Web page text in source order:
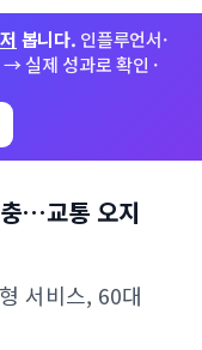
봅니다. 인플루언서·
→ 실제 성과로 확인 ·
…교통 오지
서비스, 60대